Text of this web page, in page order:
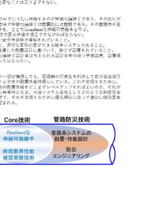
お問い合わせ
webカタログ